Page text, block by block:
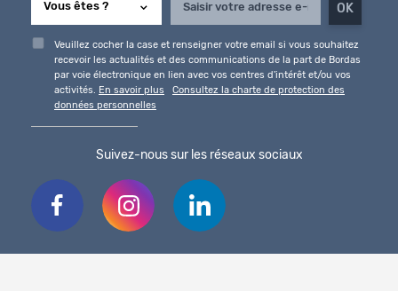
Veuillez cocher la case et renseigner votre email si vous souhaitez
recevoir les actualités et des communications de la part de Bordas
par voie électronique en lien avec vos centres d'intérêt et/ou vos
activités. En savoir plus
Consultez la charte de protection des
données personnelles
Suivez-nous sur les réseaux sociaux